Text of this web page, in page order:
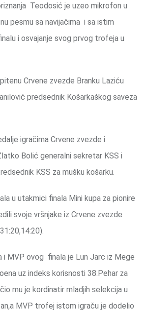
Teodosić je uzeo mikrofon u
pesmu sa navijačima i sa istim
i osvajanje svog prvog trofeja u
Crvene zvezde Branku Laziću
predsednik Košarkaškog saveza
igračima Crvene zvezde i
Bolić generalni sekretar KSS i
KSS za mušku košarku.
u utakmici finala Mini kupa za pionire
svoje vršnjake iz Crvene zvezde
i MVP ovog finala je Lun Jarc iz Mege
uz indeks korisnosti 38.Pehar za
mu je kordinatir mladjih selekcija u
MVP trofej istom igraču je dodelio